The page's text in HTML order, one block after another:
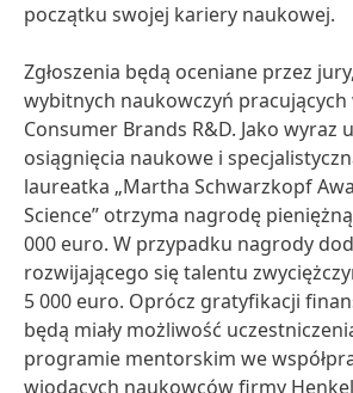
początku swojej kariery naukowej.
Zgłoszenia będą oceniane przez
wybitnych naukowczyń pracujących
Consumer Brands R&D. Jako wyraz
osiągnięcia naukowe i
laureatka „Martha Schwarzkopf
Science” otrzyma nagrodę
000 euro. W przypadku nagrody
rozwijającego się talentu
5 000 euro. Oprócz gratyfikacji
będą miały możliwość
programie mentorskim we
wiodących naukowców firmy